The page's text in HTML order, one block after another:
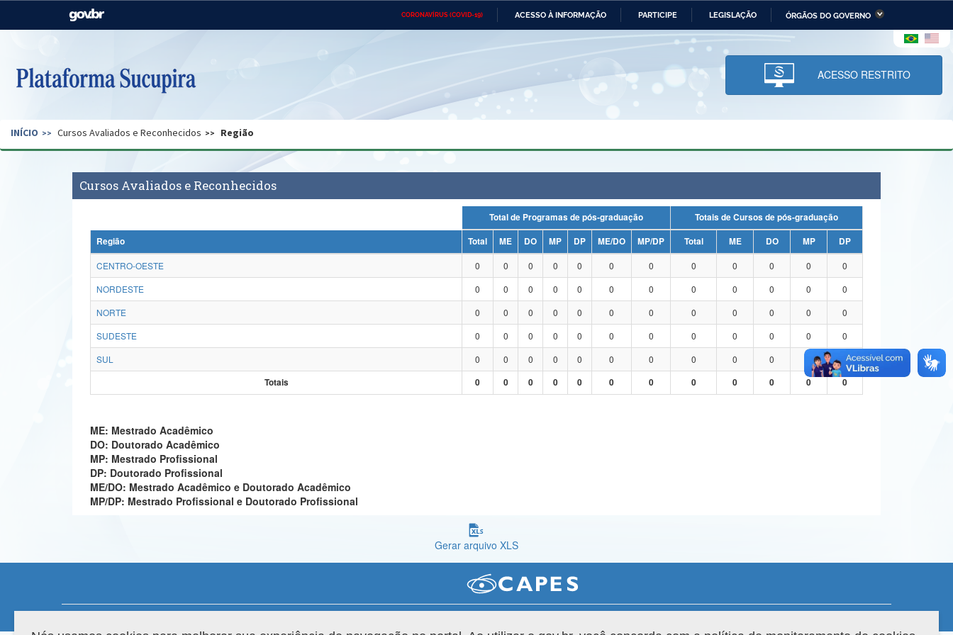
CORONAVÍRUS (COVID-19) ACESSO À INFORMAÇÃO PARTICIPE LEGISLAÇÃO ÓRGÃOS DO GOVERNO
Casa Civil Ministério das Relações Ministério da Economia Ministério da Infraestrutura
Pecuária e Abastecimento
Ministério da Ciência,
Tecnologia, Inovações e
Comunicações
Ministério do Desenvolvimento
Regional e dos Direitos Humanos
Secretaria de Governo Gabinete de Segurança Advocacia-Geral da União Banco Central do Brasil Planalto
ACESSO RESTRITO
INÍCIO Cursos Avaliados e Reconhecidos Região
Cursos Avaliados e Reconhecidos
Total de Programas de pós-graduação
Totais de Cursos de pós-graduação
Região
Total ME DO MP DP ME/DO MP/DP Total ME DO MP
DP
CENTRO-OESTE
0 0 0 0 0 0 0 0 0 0 0
0
NORDESTE
0 0 0 0 0 0 0 0 0 0 0
0
NORTE
0 0 0 0 0 0 0 0 0 0 0
0
SUDESTE
0 0 0 0 0 0 0 0 0 0 0
0
SUL
0 0 0 0 0 0 0 0 0 0
0
Totais
0 0 0 0 0 0 0 0 0 0 0 0
ME: Mestrado Acadêmico
DO: Doutorado Acadêmico
MP: Mestrado Profissional
DP: Doutorado Profissional
ME/DO: Mestrado Acadêmico e Doutorado Acadêmico
MP/DP: Mestrado Profissional e Doutorado Profissional
Gerar arquivo XLS